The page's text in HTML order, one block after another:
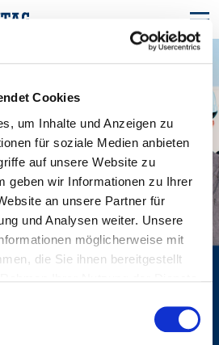
Cookies
um Inhalte und Anzeigen zu
für soziale Medien anbieten
auf unsere Website zu
geben wir Informationen zu Ihrer
an unsere Partner für
und Analysen weiter. Unsere
möglicherweise mit
die Sie ihnen bereitgestellt
die folgenden Domains zu:
vdlinde.de, franz-wickel.de,
Baustellen
Warum Freytag?
Aktuelles
der Ausbildung
gute Gründe
Ausbildungsstellen
Praxis erleben!
und Praxis
gute Gründe
Studentenjobs
FÜRFACHKRÄFTE
suchen Sie!
Überzeugung!
gute Gründe
Jobs für Sie
FÜRDIE FAMILIE
Familie und LF
Angebote
gute Gründe
JOBS